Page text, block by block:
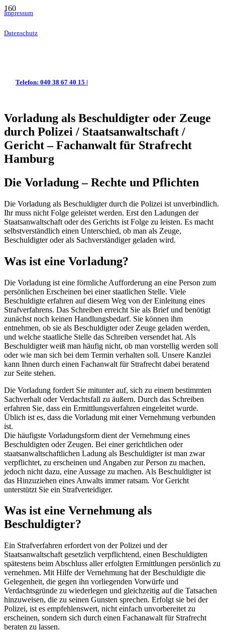
Impressum
Datenschutz
Telefon: 040 38 67 40 15 |
Vorladung als Beschuldigter oder Zeuge
durch Polizei / Staatsanwaltschaft /
Gericht – Fachanwalt für Strafrecht
Hamburg
Die Vorladung – Rechte und Pflichten
Die Vorladung als Beschuldigter durch die Polizei ist unverbindlich.
Ihr muss nicht Folge geleistet werden. Erst den Ladungen der
Staatsanwaltschaft oder des Gerichts ist Folge zu leisten. Es macht
selbstverständlich einen Unterschied, ob man als Zeuge,
Beschuldigter oder als Sachverständiger geladen wird.
Was ist eine Vorladung?
Die Vorladung ist eine förmliche Aufforderung an eine Person zum
persönlichen Erscheinen bei einer staatlichen Stelle. Viele
Beschuldigte erfahren auf diesem Weg von der Einleitung eines
Strafverfahrens. Das Schreiben erreicht Sie als Brief und benötigt
zunächst noch keinen Handlungsbedarf. Sie können ihm
entnehmen, ob sie als Beschuldigter oder Zeuge geladen werden,
und welche staatliche Stelle das Schreiben versendet hat. Als
Beschuldigter weiß man häufig nicht, ob man vorstellig werden soll
oder wie man sich bei dem Termin verhalten soll. Unsere Kanzlei
kann Ihnen durch einen Fachanwalt für Strafrecht dabei beratend
zur Seite stehen.
Die Vorladung fordert Sie mitunter auf, sich zu einem bestimmten
Sachverhalt oder Verdachtsfall zu äußern. Durch das Schreiben
erfahren Sie, dass ein Ermittlungsverfahren eingeleitet wurde.
Üblich ist es, dass die Vorladung mit einer Vernehmung verbunden
ist.
Die häufigste Vorladungsform dient der Vernehmung eines
Beschuldigten oder Zeugen. Bei einer gerichtlichen oder
staatsanwaltschaftlichen Ladung als Beschuldigter ist man zwar
verpflichtet, zu erscheinen und Angaben zur Person zu machen,
jedoch nicht dazu, eine Aussage zu machen. Als Beschuldigter ist
das Hinzuziehen eines Anwalts immer ratsam. Vor Gericht
unterstützt Sie ein Strafverteidiger.
Was ist eine Vernehmung als
Beschuldigter?
Ein Strafverfahren erfordert von der Polizei und der
Staatsanwaltschaft gesetzlich verpflichtend, einen Beschuldigten
spätestens beim Abschluss aller erfolgten Ermittlungen persönlich zu
vernehmen. Mit Hilfe der Vernehmung hat der Beschuldigte die
Gelegenheit, die gegen ihn vorliegenden Vorwürfe und
Verdachtsgründe zu wiederlegen und gleichzeitig auf die Tatsachen
hinzuweisen, die zu seinen Gunsten sprechen. Erfolgt sie bei der
Polizei, ist es empfehlenswert, nicht einfach unvorbereitet zu
erscheinen, sondern sich durch einen Fachanawalt für Strafrecht
beraten zu lassen.